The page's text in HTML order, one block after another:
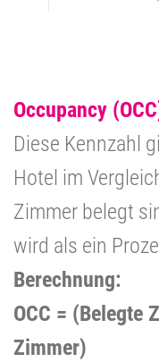
Occupancy
Diese Kennzahl
Hotel im
Zimmer belegt
wird als ein
Berechnung:
OCC = (Belegte
Zimmer)